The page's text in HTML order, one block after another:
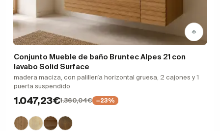
Conjunto Mueble de baño Bruntec Alpes 21 con
lavabo Solid Surface
madera maciza, con palillería horizontal gruesa, 2 cajones y 1
puerta suspendido
1.047,23€1.360,04€ −23%